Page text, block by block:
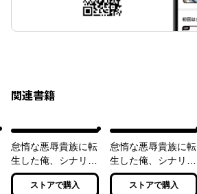
関連書籍
怠惰な悪辱貴族に転
生した俺、シナリオ
をぶっ壊したら規格
外の魔力で最凶にな
ストアで購入
怠惰な悪辱貴族に転
生した俺、シナリオ
をぶっ壊したら規格
外の魔力で最凶にな
ストアで購入